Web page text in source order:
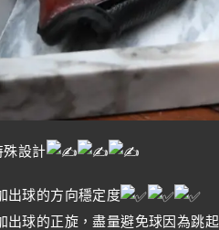
殊設計
出球的方向穩定度
出球的正旋，盡量避免球因為跳